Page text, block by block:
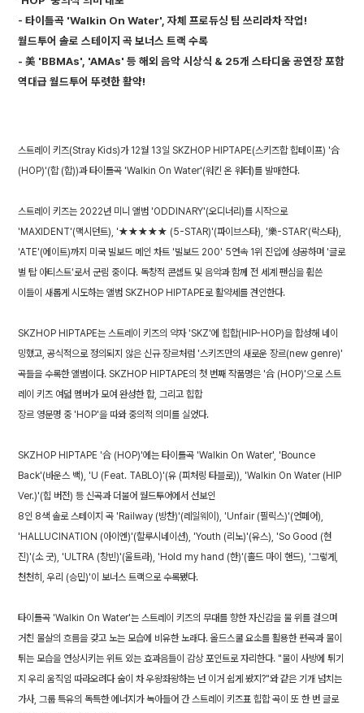
- 타이틀곡 'Walkin On Water', 자체 프로듀싱 팀 쓰리라차 작업!
월드투어 솔로 스테이지 곡 보너스 트랙 수록
- 美 'BBMAs', 'AMAs' 등 해외 음악 시상식 & 25개 스타디움 공연장 포함
스트레이 키즈(Stray Kids)가 12월 13일 SKZHOP HIPTAPE(스키즈합 힙테이프) '合
(HOP)'(합 (합))과 타이틀곡 'Walkin On Water'(워킨 온 워터)를 발매한다.
스트레이 키즈는 2022년 미니 앨범 'ODDINARY'(오디너리)를 시작으로
'MAXIDENT'(맥시던트), '★★★★★ (5-STAR)'(파이브스타), '樂-STAR'(락스타),
'ATE'(에이트)까지 미국 빌보드 메인 차트 '빌보드 200' 5연속 1위 진입에 성공하며 '글로
벌 탑 아티스트'로서 군림 중이다. 독창적 콘셉트 및 음악과 함께 전 세계 팬심을 휩쓴
이들이 새롭게 시도하는 앨범 SKZHOP HIPTAPE로 활약세를 견인한다.
SKZHOP HIPTAPE는 스트레이 키즈의 약자 'SKZ'에 힙합(HIP-HOP)을 합성해 네이
밍했고, 공식적으로 정의되지 않은 신규 장르처럼 '스키즈만의 새로운 장르(new genre)'
곡들을 수록한 앨범이다. SKZHOP HIPTAPE의 첫 번째 작품명은 '合 (HOP)'으로 스트
레이 키즈 여덟 멤버가 모여 완성한 합, 그리고 힙합
장르 영문명 중 'HOP'을 따와 중의적 의미를 실었다.
SKZHOP HIPTAPE '合 (HOP)'에는 타이틀곡 'Walkin On Water', 'Bounce
Back'(바운스 백), 'U (Feat. TABLO)'(유 (피처링 타블로)), 'Walkin On Water (HIP
Ver.)'(힙 버전) 등 신곡과 더불어 월드투어에서 선보인
8인 8색 솔로 스테이지 곡 'Railway (방찬)'(레일웨이), 'Unfair (필릭스)'(언페어),
'HALLUCINATION (아이엔)'(할루시네이션), 'Youth (리노)'(유스), 'So Good (현
진)'(소 굿), 'ULTRA (창빈)'(울트라), 'Hold my hand (한)'(홀드 마이 핸드), '그렇게,
천천히, 우리 (승민)'이 보너스 트랙으로 수록됐다.
타이틀곡 'Walkin On Water'는 스트레이 키즈의 무대를 향한 자신감을 물 위를 걸으며
거친 물살의 흐름을 갖고 노는 모습에 비유한 노래다. 올드스쿨 요소를 활용한 편곡과 물이
튀는 모습을 연상시키는 위트 있는 효과음들이 감상 포인트로 자리한다. "물이 사방에 튀기
지 우리 움직임 따라오려다 숨이 차 우왕좌왕하는 넌 이거 쉽게 봤지?"와 같은 기개 넘치는
가사, 그룹 특유의 독특한 에너지가 녹아들어 간 스트레이 키즈표 힙합 곡이 또 한 번 글로